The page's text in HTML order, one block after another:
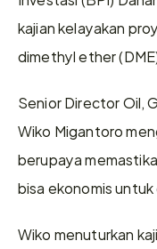
kajian kelayakan
dimethyl ether
Senior Director Oil,
Wiko Migantoro
berupaya
bisa ekonomis
Wiko menuturkan